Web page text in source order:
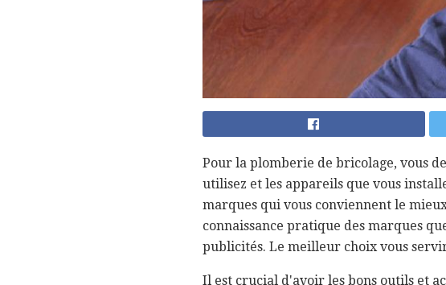
Pour la plomberie de bricolage, vous
utilisez et les appareils que vous
marques qui vous conviennent le
connaissance pratique des marques
publicités. Le meilleur choix vous
Il est crucial d'avoir les bons outils et